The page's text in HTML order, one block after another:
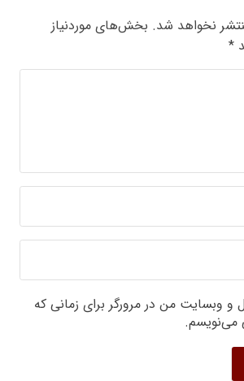
نخواهد شد. بخش‌های موردنیاز
*
و وبسایت من در مرورگر برای زمانی که
می‌نویسم.